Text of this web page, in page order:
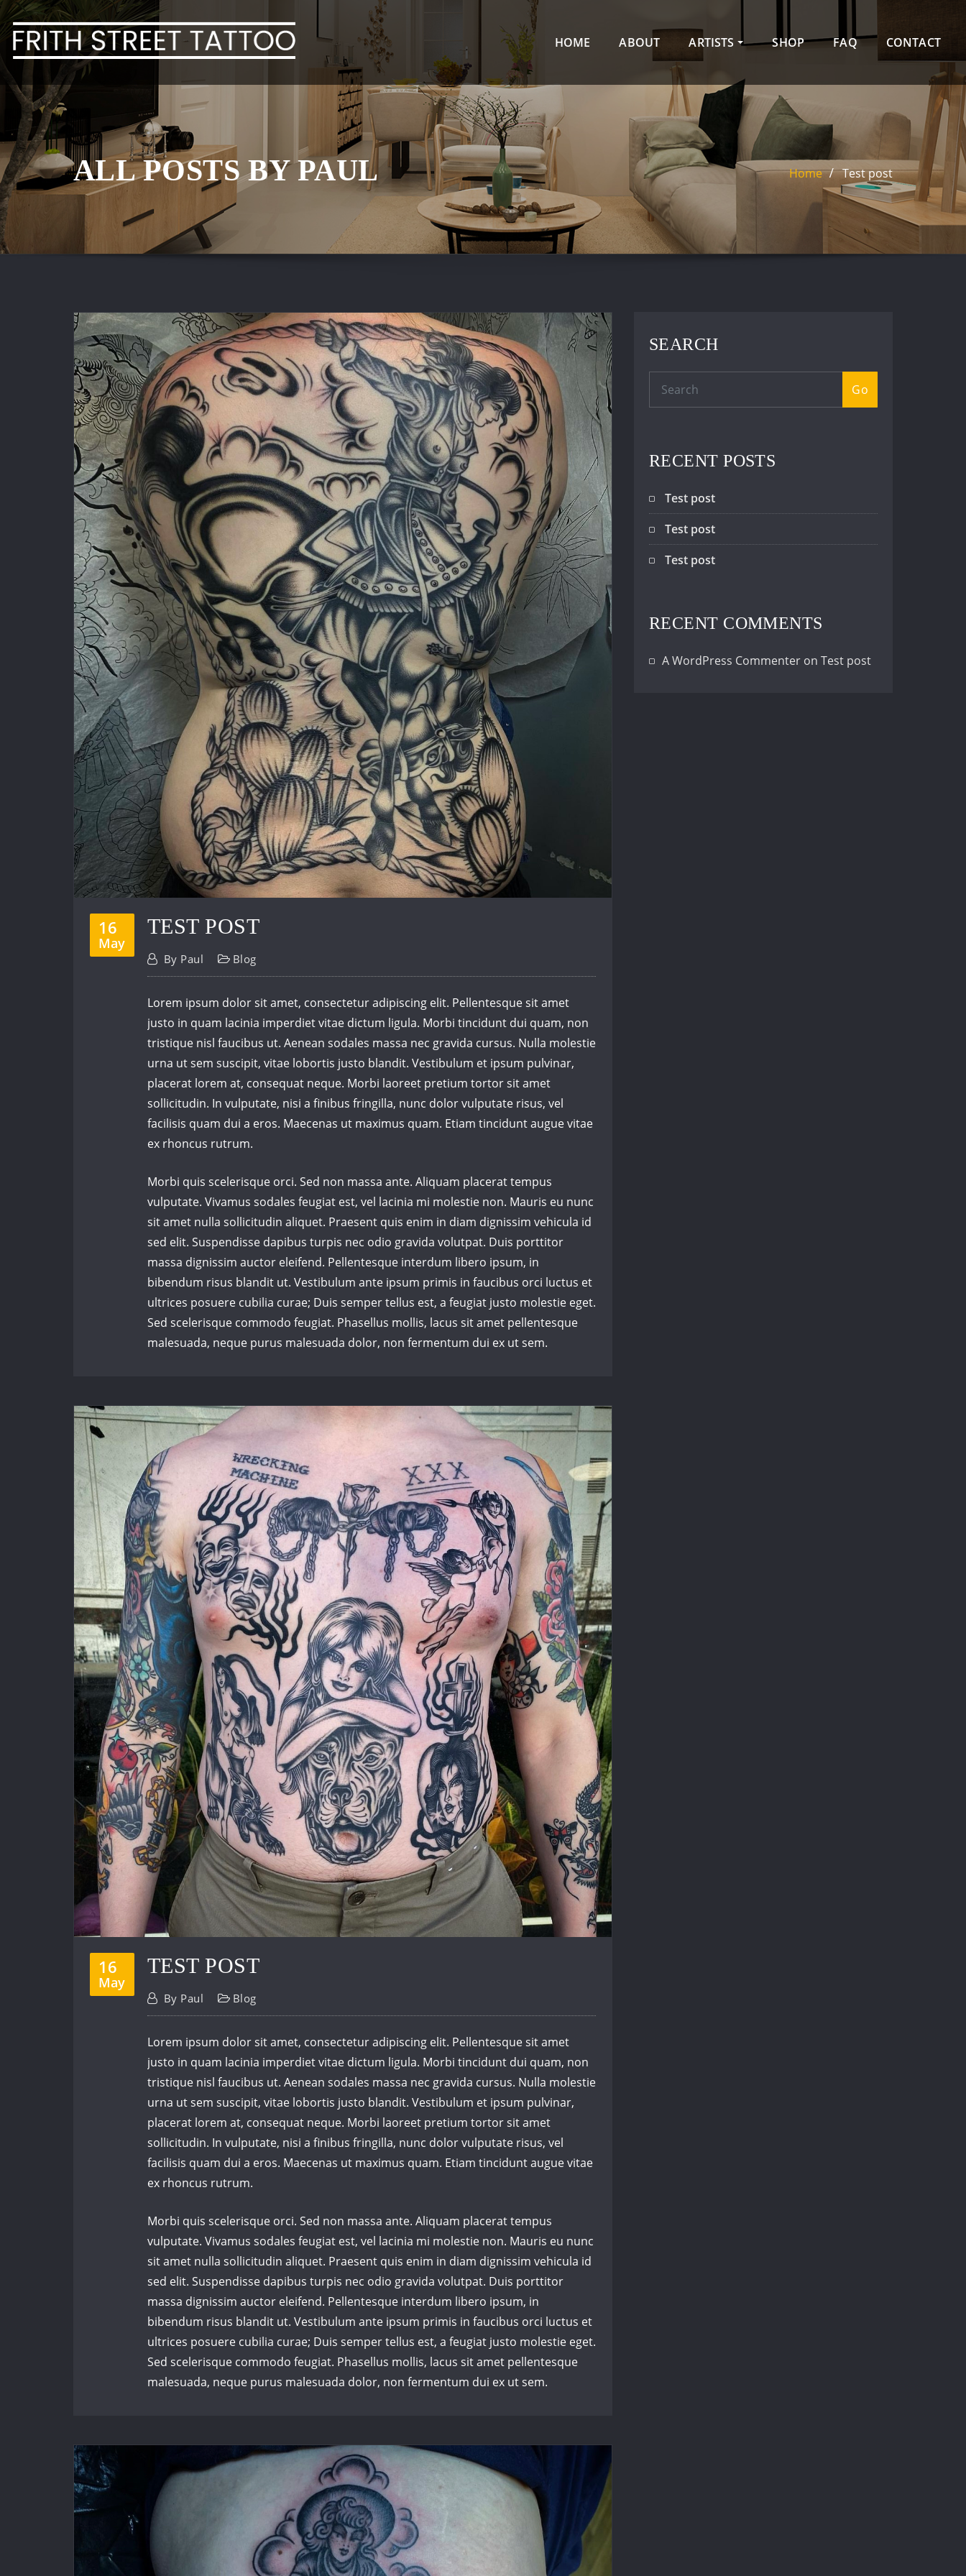
Skip
to
content
HOME ABOUT ARTISTS SHOP FAQ CONTACT
ALL POSTS BY PAUL Home Test post
16
May
TEST POST
By Paul Blog
Lorem ipsum dolor sit amet, consectetur adipiscing elit. Pellentesque sit amet
justo in quam lacinia imperdiet vitae dictum ligula. Morbi tincidunt dui quam, non
tristique nisl faucibus ut. Aenean sodales massa nec gravida cursus. Nulla molestie
urna ut sem suscipit, vitae lobortis justo blandit. Vestibulum et ipsum pulvinar,
placerat lorem at, consequat neque. Morbi laoreet pretium tortor sit amet
sollicitudin. In vulputate, nisi a finibus fringilla, nunc dolor vulputate risus, vel
facilisis quam dui a eros. Maecenas ut maximus quam. Etiam tincidunt augue vitae
ex rhoncus rutrum.
Morbi quis scelerisque orci. Sed non massa ante. Aliquam placerat tempus
vulputate. Vivamus sodales feugiat est, vel lacinia mi molestie non. Mauris eu nunc
sit amet nulla sollicitudin aliquet. Praesent quis enim in diam dignissim vehicula id
sed elit. Suspendisse dapibus turpis nec odio gravida volutpat. Duis porttitor
massa dignissim auctor eleifend. Pellentesque interdum libero ipsum, in
bibendum risus blandit ut. Vestibulum ante ipsum primis in faucibus orci luctus et
ultrices posuere cubilia curae; Duis semper tellus est, a feugiat justo molestie eget.
Sed scelerisque commodo feugiat. Phasellus mollis, lacus sit amet pellentesque
malesuada, neque purus malesuada dolor, non fermentum dui ex ut sem.
16
May
TEST POST
By Paul Blog
Lorem ipsum dolor sit amet, consectetur adipiscing elit. Pellentesque sit amet
justo in quam lacinia imperdiet vitae dictum ligula. Morbi tincidunt dui quam, non
tristique nisl faucibus ut. Aenean sodales massa nec gravida cursus. Nulla molestie
urna ut sem suscipit, vitae lobortis justo blandit. Vestibulum et ipsum pulvinar,
placerat lorem at, consequat neque. Morbi laoreet pretium tortor sit amet
sollicitudin. In vulputate, nisi a finibus fringilla, nunc dolor vulputate risus, vel
facilisis quam dui a eros. Maecenas ut maximus quam. Etiam tincidunt augue vitae
ex rhoncus rutrum.
Morbi quis scelerisque orci. Sed non massa ante. Aliquam placerat tempus
vulputate. Vivamus sodales feugiat est, vel lacinia mi molestie non. Mauris eu nunc
sit amet nulla sollicitudin aliquet. Praesent quis enim in diam dignissim vehicula id
sed elit. Suspendisse dapibus turpis nec odio gravida volutpat. Duis porttitor
massa dignissim auctor eleifend. Pellentesque interdum libero ipsum, in
bibendum risus blandit ut. Vestibulum ante ipsum primis in faucibus orci luctus et
ultrices posuere cubilia curae; Duis semper tellus est, a feugiat justo molestie eget.
Sed scelerisque commodo feugiat. Phasellus mollis, lacus sit amet pellentesque
malesuada, neque purus malesuada dolor, non fermentum dui ex ut sem.
SEARCH
Go
RECENT POSTS
Test post
Test post
Test post
RECENT COMMENTS
A WordPress Commenter on Test post